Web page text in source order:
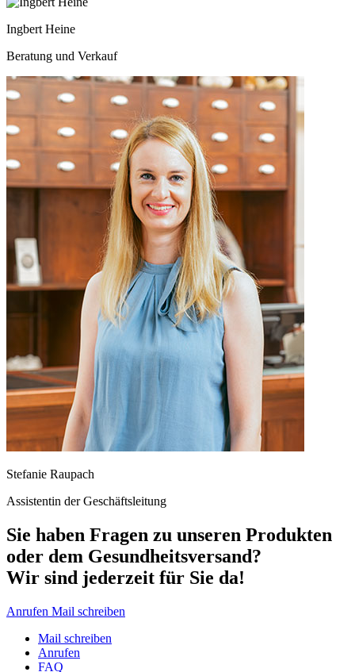
Ingbert Heine
Beratung und Verkauf
Stefanie Raupach
Assistentin der Geschäftsleitung
Sie haben Fragen zu unseren Produkten
oder dem Gesundheitsversand?
Wir sind jederzeit für Sie da!
Anrufen Mail schreiben
Mail schreiben
Anrufen
FAQ